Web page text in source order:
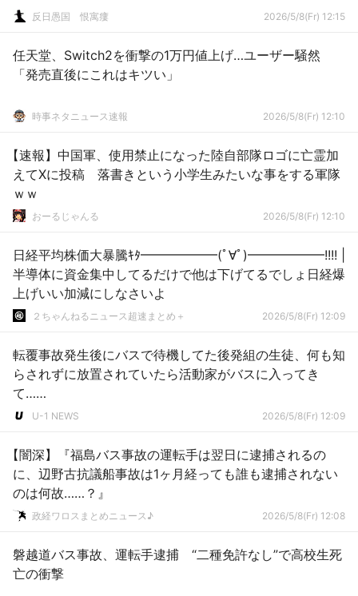
反日愚国 恨寓瘻 2026/5/8(Fr) 12:15
任天堂、Switch2を衝撃の1万円値上げ…ユーザー騒然
「発売直後にこれはキツい」
時事ネタニュース速報 2026/5/8(Fr) 12:10
【速報】中国軍、使用禁止になった陸自部隊ロゴに亡霊加
えてXに投稿 落書きという小学生みたいな事をする軍隊
ｗｗ
おーるじゃんる 2026/5/8(Fr) 12:10
日経平均株価大暴騰ｷﾀ━━━━━━(ﾟ∀ﾟ)━━━━━━!!!! |
半導体に資金集中してるだけで他は下げてるでしょ日経爆
上げいい加減にしなさいよ
２ちゃんねるニュース超速まとめ＋ 2026/5/8(Fr) 12:09
転覆事故発生後にバスで待機してた後発組の生徒、何も知
らされずに放置されていたら活動家がバスに入ってき
て……
U-1 NEWS 2026/5/8(Fr) 12:09
【闇深】『福島バス事故の運転手は翌日に逮捕されるの
に、辺野古抗議船事故は1ヶ月経っても誰も逮捕されない
のは何故……？』
政経ワロスまとめニュース♪ 2026/5/8(Fr) 12:08
磐越道バス事故、運転手逮捕 “二種免許なし”で高校生死
亡の衝撃